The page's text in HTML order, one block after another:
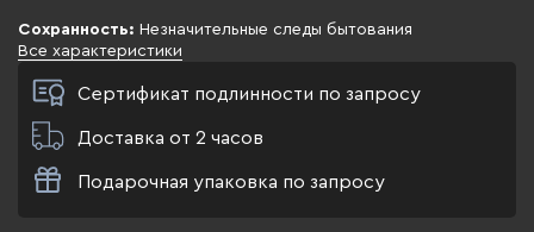
Сохранность: Незначительные следы бытования
Все характеристики
Сертификат подлинности по запросу
Доставка от 2 часов
Подарочная упаковка по запросу